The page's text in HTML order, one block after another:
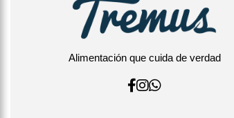
Alimentación que cuida de verdad